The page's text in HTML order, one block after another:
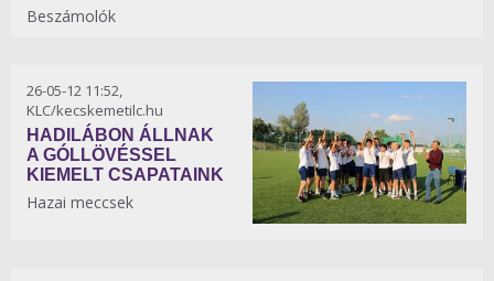
Beszámolók
26-05-12 11:52,
KLC/kecskemetilc.hu
HADILÁBON ÁLLNAK
A GÓLLÖVÉSSEL
KIEMELT CSAPATAINK
Hazai meccsek